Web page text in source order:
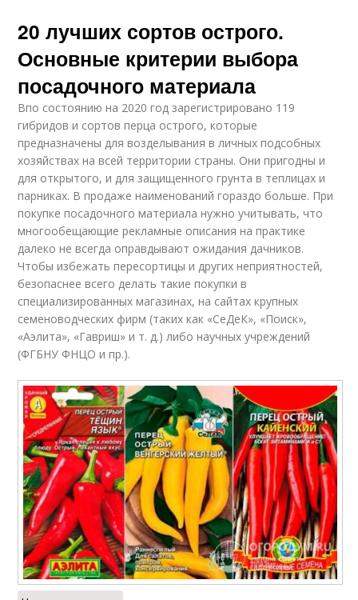
20 лучших сортов острого.
Основные критерии выбора
посадочного материала
Впо состоянию на 2020 год зарегистрировано 119
гибридов и сортов перца острого, которые
предназначены для возделывания в личных подсобных
хозяйствах на всей территории страны. Они пригодны и
для открытого, и для защищенного грунта в теплицах и
парниках. В продаже наименований гораздо больше. При
покупке посадочного материала нужно учитывать, что
многообещающие рекламные описания на практике
далеко не всегда оправдывают ожидания дачников.
Чтобы избежать пересортицы и других неприятностей,
безопаснее всего делать такие покупки в
специализированных магазинах, на сайтах крупных
семеноводческих фирм (таких как «СеДеК», «Поиск»,
«Аэлита», «Гавриш» и т. д.) либо научных учреждений
(ФГБНУ ФНЦО и пр.).